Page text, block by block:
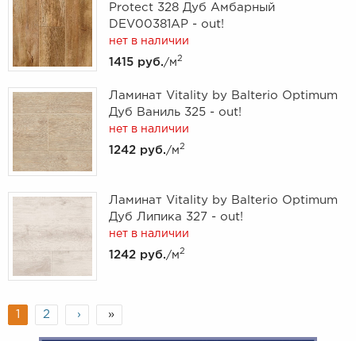
Protect 328 Дуб Амбарный
DEV00381AP - out!
нет в наличии
1415 руб./м2
Ламинат Vitality by Balterio Optimum
Дуб Ваниль 325 - out!
нет в наличии
1242 руб./м2
Ламинат Vitality by Balterio Optimum
Дуб Липика 327 - out!
нет в наличии
1242 руб./м2
1 2 › »